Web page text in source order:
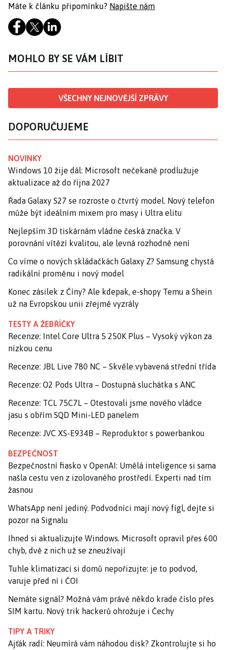
Máte k článku připomínku? Napište nám
MOHLO BY SE VÁM LÍBIT
VŠECHNY NEJNOVĚJŠÍ ZPRÁVY
DOPORUČUJEME
NOVINKY
Windows 10 žije dál: Microsoft nečekaně prodlužuje
aktualizace až do října 2027
Řada Galaxy S27 se rozroste o čtvrtý model. Nový telefon
může být ideálním mixem pro masy i Ultra elitu
Nejlepším 3D tiskárnám vládne česká značka. V
porovnání vítězí kvalitou, ale levná rozhodně není
Co víme o nových skládačkách Galaxy Z? Samsung chystá
radikální proměnu i nový model
Konec zásilek z Číny? Ale kdepak, e-shopy Temu a Shein
už na Evropskou unii zřejmě vyzrály
TESTY A ŽEBŘÍČKY
Recenze: Intel Core Ultra 5 250K Plus – Vysoký výkon za
nízkou cenu
Recenze: JBL Live 780 NC – Skvěle vybavená střední třída
Recenze: O2 Pods Ultra – Dostupná sluchátka s ANC
Recenze: TCL 75C7L – Otestovali jsme nového vládce
jasu s obřím SQD Mini-LED panelem
Recenze: JVC XS-E934B – Reproduktor s powerbankou
BEZPEČNOST
Bezpečnostní fiasko v OpenAI: Umělá inteligence si sama
našla cestu ven z izolovaného prostředí. Experti nad tím
žasnou
WhatsApp není jediný. Podvodníci mají nový fígl, dejte si
pozor na Signalu
Ihned si aktualizujte Windows. Microsoft opravil přes 600
chyb, dvě z nich už se zneužívají
Tuhle klimatizaci si domů nepořizujte: je to podvod,
varuje před ní i ČOI
Nemáte signál? Možná vám právě někdo krade číslo přes
SIM kartu. Nový trik hackerů ohrožuje i Čechy
TIPY A TRIKY
Ajťák radí: Neumírá vám náhodou disk? Zkontrolujte si ho